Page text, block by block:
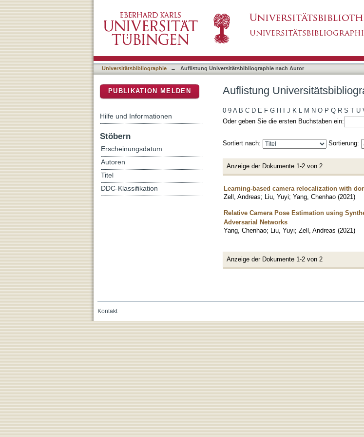
Universitätsbibliographie → Auflistung Universitätsbibliographie nach Autor
Auflistung
0-9 A B C D E F G H J K L M N O P Q R S T U
Oder geben Sie die ersten Buchstaben ein:
Sortiert nach: Sortierung:
Anzeige der Dokumente 1-2 von 2
Learning-based camera relocalization with
Zell, Andreas; Liu, Yuyi; Yang, Chenhao (2021)
Relative Camera Pose Estimation using
Adversarial Networks
Yang, Chenhao; Liu, Yuyi; Zell, Andreas (2021)
Anzeige der Dokumente 1-2 von 2
PUBLIKATION MELDEN
Hilfe und Informationen
Stöbern
Erscheinungsdatum
Autoren
Titel
DDC-Klassifikation
Kontakt